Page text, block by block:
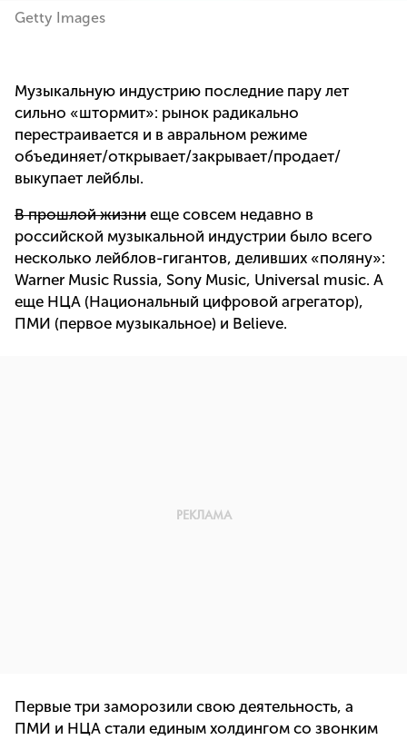
Getty Images
Музыкальную индустрию последние пару лет
сильно «штормит»: рынок радикально
перестраивается и в авральном режиме
объединяет/открывает/закрывает/продает/
выкупает лейблы.
В прошлой жизни еще совсем недавно в
российской музыкальной индустрии было всего
несколько лейблов-гигантов, деливших «поляну»:
Warner Music Russia, Sony Music, Universal music. А
еще НЦА (Национальный цифровой агрегатор),
ПМИ (первое музыкальное) и Believe.
Первые три заморозили свою деятельность, а
ПМИ и НЦА стали единым холдингом со звонким